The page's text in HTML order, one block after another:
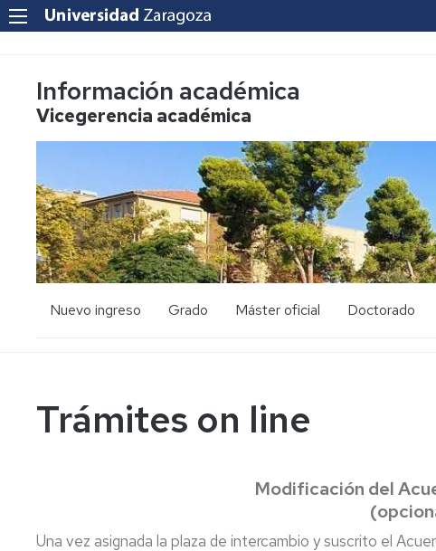
Información académica
Vicegerencia académica
Nuevo ingreso
25
años
Grado
Información
Máster oficial
Información
Matrícula
Doctorado
Trámites on line
Modificación del
Una vez asignada la plaza de intercambio y suscrito el